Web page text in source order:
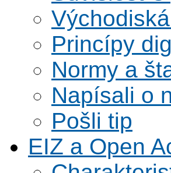
Princípy
Normy a
Napísali o
Pošli tip
EIZ a Open